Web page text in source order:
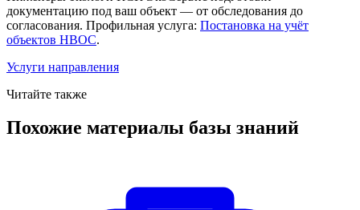
документацию под ваш объект — от обследования до
согласования. Профильная услуга: Постановка на учёт
объектов НВОС.
Услуги направления
Читайте также
Похожие материалы базы знаний